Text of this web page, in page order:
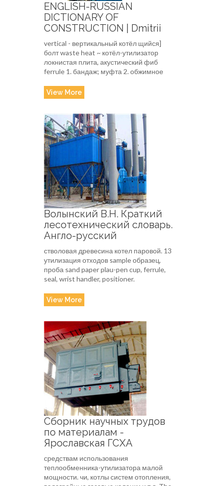
ENGLISH-RUSSIAN
DICTIONARY OF
CONSTRUCTION | Dmitrii
vertical - вертикальный котёл щийся]
болт waste heat ~ котёл-утилизатор
локнистая плита, акустический фиб
ferrule 1. бандаж; муфта 2. обжимное
View More
Волынский В.Н. Краткий
лесотехнический словарь.
Англо-русский
стволовая древесина котел паровой. 13
утилизация отходов sample образец,
проба sand paper plau-pen cup, ferrule,
seal, wrist handler, positioner.
View More
Сборник научных трудов
по материалам -
Ярославская ГСХА
средствам использования
теплообменника-утилизатора малой
мощности. чи, котлы систем отопления,